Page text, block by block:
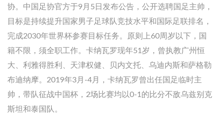
协。中国足协官方于9月5日发布公告，公开选聘国足主帅，
目标是持续提升国家男子足球队竞技水平和国际足联排名，
完成2030年世界杯参赛目标任务。原则上60周岁以下，国
籍不限，须全职工作。卡纳瓦罗现年51岁，曾执教广州恒
大、利雅得胜利、天津权健、贝内文托、乌迪内斯和萨格勒
布迪纳摩。2019年3月-4月，卡纳瓦罗曾出任国足临时主
帅，带队征战中国杯，2场比赛均以0-1的比分不敌乌兹别克
斯坦和泰国队。